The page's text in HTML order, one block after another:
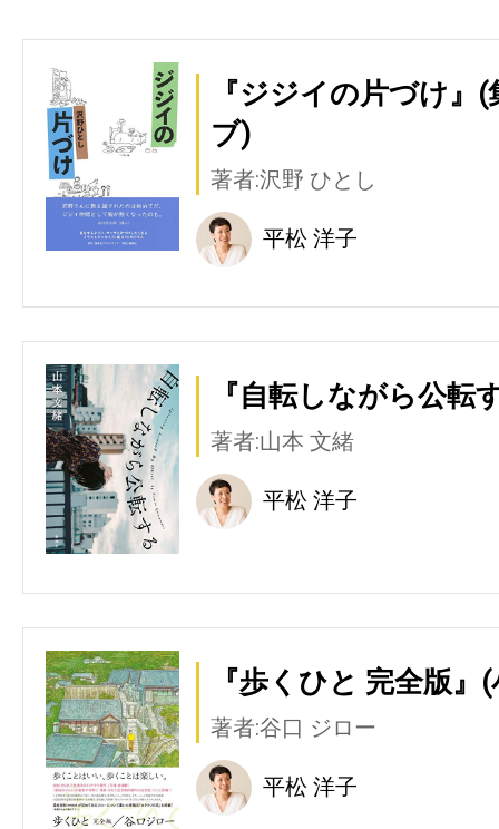
『ジジイの片づけ』
ブ)
著者:沢野 ひとし
平松 洋子
『自転しながら公転
著者:山本 文緒
平松 洋子
『歩くひと 完全版』
著者:谷口 ジロー
平松 洋子